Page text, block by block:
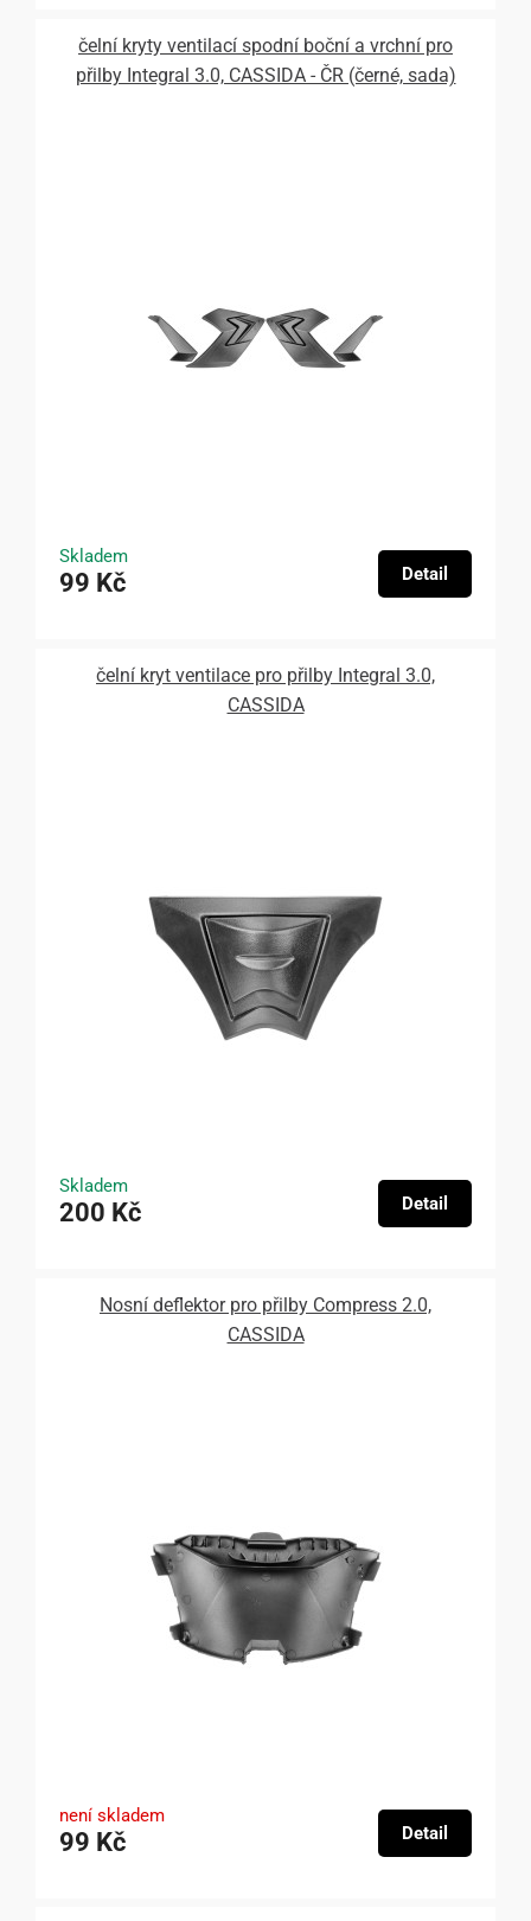
čelní kryty ventilací spodní boční a vrchní pro
přilby Integral 3.0, CASSIDA - ČR (černé, sada)
Skladem
99 Kč Detail
čelní kryt ventilace pro přilby Integral 3.0,
CASSIDA
Skladem
200 Kč Detail
Nosní deflektor pro přilby Compress 2.0,
CASSIDA
není skladem
99 Kč Detail